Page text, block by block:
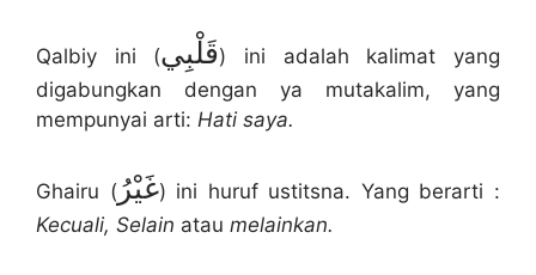
Qalbiy ini (قَلْبِي) ini adalah kalimat yang
digabungkan dengan ya mutakalim, yang
mempunyai arti: Hati saya.
Ghairu (غَيْرُ) ini huruf ustitsna. Yang berarti :
Kecuali, Selain atau melainkan.